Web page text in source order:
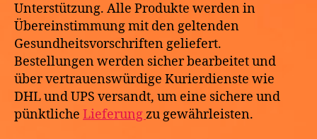
Unterstützung. Alle Produkte werden in
Übereinstimmung mit den geltenden
Gesundheitsvorschriften geliefert.
Bestellungen werden sicher bearbeitet und
über vertrauenswürdige Kurierdienste wie
DHL und UPS versandt, um eine sichere und
pünktliche Lieferungzu gewährleisten.